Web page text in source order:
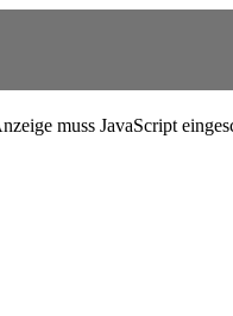
muss JavaScript